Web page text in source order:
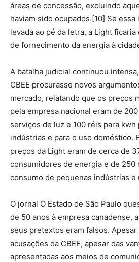
áreas de concessão, excluindo
haviam sido ocupados.[10] Se
levada ao pé da letra, a Light
de fornecimento da energia à
A batalha judicial continuou
CBEE procurasse novos
mercado, relatando que os preços
pela empresa nacional eram de
serviços de luz e 100 réis para kwh
indústrias e para o uso doméstico.
preços da Light eram de cerca de
consumidores de energia e de 250
consumo de pequenas indústrias e
O jornal O Estado de São Paulo
de 50 anos à empresa canadense,
seus pretextos eram falsos. Apesar
acusações da CBEE, apesar das
apresentadas aos meios de